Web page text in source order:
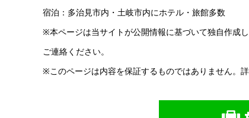
宿泊：多治見市内・土岐市内にホテル・旅館多数
※本ページは当サイトが公開情報に基づいて独自作成
ご連絡ください。
※このページは内容を保証するものではありません。